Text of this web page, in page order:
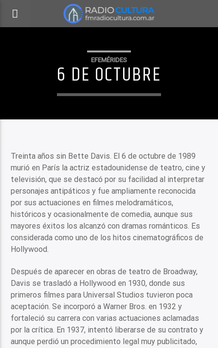
EFEMÉRIDES
6 DE OCTUBRE
Treinta años sin Bette Davis. El 6 de octubre de 1989
murió en París la actriz estadounidense de teatro, cine y
televisión, que se destacó por su facilidad al interpretar
personajes antipáticos y fue ampliamente reconocida
por sus actuaciones en filmes melodramáticos,
históricos y ocasionalmente de comedia, aunque sus
mayores éxitos los alcanzó con dramas románticos. Es
considerada como uno de los hitos cinematográficos de
Hollywood.
Después de aparecer en obras de teatro de Broadway,
Davis se trasladó a Hollywood en 1930, donde sus
primeros filmes para Universal Studios tuvieron poca
aceptación. Se incorporó a Warner Bros. en 1932 y
fortaleció su carrera con varias actuaciones aclamadas
por la crítica. En 1937, intentó liberarse de su contrato y
aunque perdió un procedimiento legal muy publicitado,